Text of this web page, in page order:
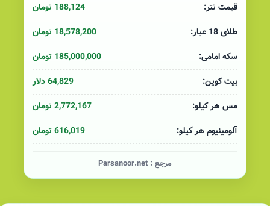
قیمت تتر:
188,124 تومان
طلای 18 عیار:
18,578,200 تومان
سکه امامی:
185,000,000 تومان
بیت کوین:
64,829 دلار
مس هر کیلو:
2,772,167 تومان
آلومینیوم هر کیلو:
616,019 تومان
مرجع : Parsanoor.net